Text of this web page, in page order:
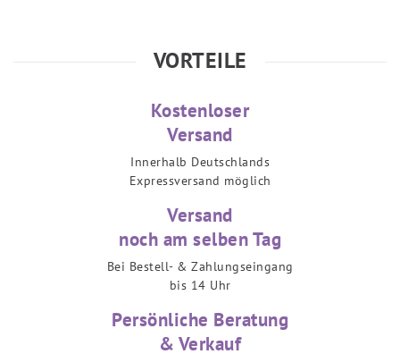
VORTEILE
Kostenloser
Versand
Innerhalb Deutschlands
Expressversand möglich
Versand
noch am selben Tag
Bei Bestell- & Zahlungseingang
bis 14 Uhr
Persönliche Beratung
& Verkauf